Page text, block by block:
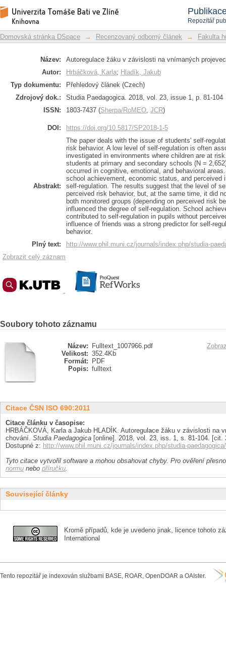
Repozitář
Autoregulace žáku v závislosti na
Repozitář DSpace/Manakin
Domovská stránka DSpace → Recenzovaný odborný článek → Fakulta
Název:
Autoregulace žáku v závislosti na vnímaných
Autor:
Hrbáčková, Karla; Hladík, Jakub
Typ dokumentu:
Přehledový článek (Czech)
Zdrojový dok.:
Studia Paedagogica. 2018, vol. 23, issue 1, p. 81-104
ISSN:
1803-7437 (Sherpa/RoMEO, JCR)
DOI: https://doi.org/10.5817/SP2018-1-5
Abstrakt:
The paper deals with the issue of students' self-
risk behavior. A low level of self-regulation is often
investigated in environments where children are at
students at primary and secondary schools (N =
occurred in cognitive, emotional, and behavioral
school achievement, economic status, and perceived
self-regulation. The results suggest that the level of
perceived risk behavior, but, at the same time, it did
both monitored groups (depending on perceived risk
influenced the degree of self-regulation. School
contributed to self-regulation in pupils without
influence of friends was a strong predictor for self-
behavior.
Plný text:
http://www.phil.muni.cz/journals/index.php/studia-
Zobrazit celý záznam
Soubory tohoto záznamu
Název:
Fulltext_1007966.pdf
Velikost: 352.4Kb
Formát:
PDF
Popis: fulltext
Citace ČSN ISO 690:2011
Citace článku v časopise:
HRBÁČKOVÁ, Karla a Jakub HLADÍK. Autoregulace žáku v závislosti na
chování. Studia Paedagogica [online]. 2018, vol. 23, iss. 1, s. 81-104. [cit.
Dostupné z: http://www.phil.muni.cz/journals/index.php/studia-
Tyto citace vytvořil software a mohou obsahovat chyby. Pro ověření
normu nebo příručku.
Související články
Kromě případů, kde je uvedeno jinak, licence tohoto
International
Tento repozitář je indexován službami BASE, ROAR, OpenDOAR a OAIster.